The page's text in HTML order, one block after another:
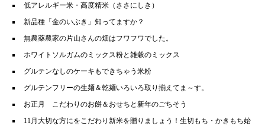
低アレルギー米・高度精米（ささにしき）
新品種「金のいぶき」知ってますか？
無農薬農家の片山さんの畑はフワフワでした。
ホワイトソルガムのミックス粉と雑穀のミックス
グルテンなしのケーキもできちゃう米粉
グルテンフリーの生麺＆乾麺いろいろ取り揃えてま～す。
お正月 こだわりのお餅＆おせちと新年のごちそう
11月大切な方にをこだわり新米を贈りましょう！生切もち・かきもち始